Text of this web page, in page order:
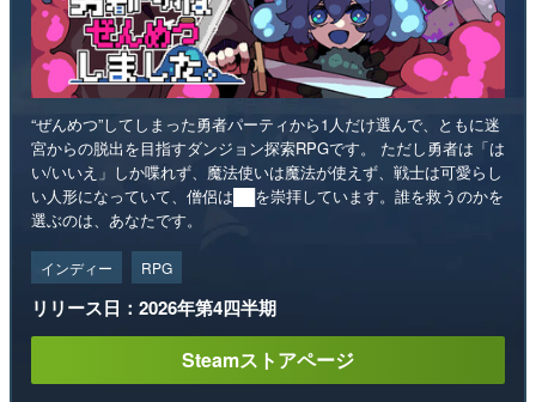
“ぜんめつ”してしまった勇者パーティから1人だけ選んで、ともに迷
宮からの脱出を目指すダンジョン探索RPGです。 ただし勇者は「は
い/いいえ」しか喋れず、魔法使いは魔法が使えず、戦士は可愛らし
い人形になっていて、僧侶は██を崇拝しています。誰を救うのかを
選ぶのは、あなたです。
インディー RPG
リリース日：2026年第4四半期
Steamストアページ